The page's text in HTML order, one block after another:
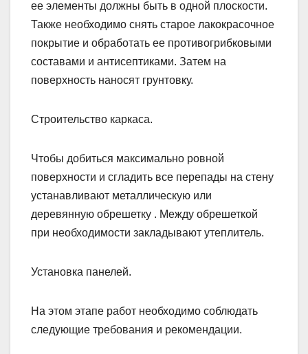
ее элементы должны быть в одной плоскости.
Также необходимо снять старое лакокрасочное
покрытие и обработать ее противогрибковыми
составами и антисептиками. Затем на
поверхность наносят грунтовку.
Строительство каркаса.
Чтобы добиться максимально ровной
поверхности и сгладить все перепады на стену
устанавливают металлическую или
деревянную обрешетку . Между обрешеткой
при необходимости закладывают утеплитель.
Установка панелей.
На этом этапе работ необходимо соблюдать
следующие требования и рекомендации.